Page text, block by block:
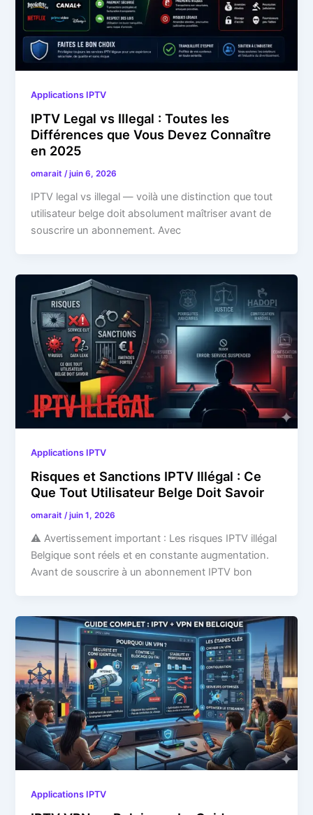
Applications IPTV
IPTV Legal vs Illegal : Toutes les
Différences que Vous Devez Connaître
en 2025
omarait/juin 6, 2026
IPTV legal vs illegal — voilà une distinction que tout
utilisateur belge doit absolument maîtriser avant de
souscrire un abonnement. Avec
Applications IPTV
Risques et Sanctions IPTV Illégal : Ce
Que Tout Utilisateur Belge Doit Savoir
omarait/juin 1, 2026
⚠️ Avertissement important : Les risques IPTV illégal
Belgique sont réels et en constante augmentation.
Avant de souscrire à un abonnement IPTV bon
Applications IPTV